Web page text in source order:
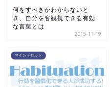
何をすべきかわからないと
き、自分を客観視できる有効
な言葉とは
2015-11-19
マインドセット